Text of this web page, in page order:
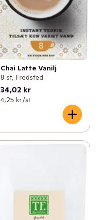
Chai Latte Vanilj
8 st, Fredsted
34,02 kr
4,25 kr /st